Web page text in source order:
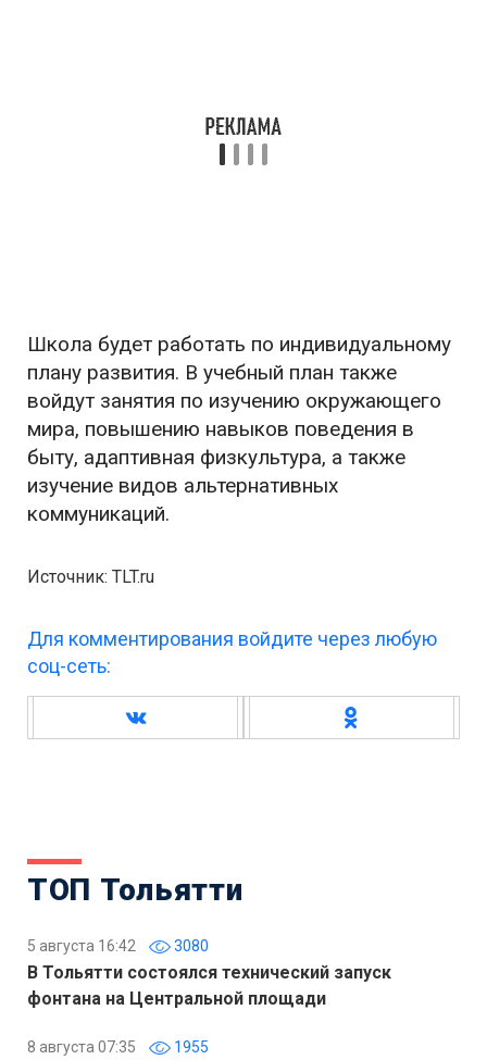
Школа будет работать по индивидуальному
плану развития. В учебный план также
войдут занятия по изучению окружающего
мира, повышению навыков поведения в
быту, адаптивная физкультура, а также
изучение видов альтернативных
коммуникаций.
Источник: TLT.ru
Для комментирования войдите через любую
соц-сеть:
ТОП Тольятти
5 августа 16:42 3080
В Тольятти состоялся технический запуск
фонтана на Центральной площади
8 августа 07:35 1955